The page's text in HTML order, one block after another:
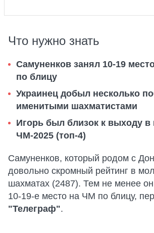
Что нужно знать
Самуненков занял 10-19
по блицу
Украинец добыл несколько
именитыми шахматистами
Игорь был близок к выходу
ЧМ-2025 (топ-4)
Самуненков, который родом с
довольно скромный рейтинг в
шахматах (2487). Тем не менее он
10-19-е место на ЧМ по блицу,
"Телеграф".